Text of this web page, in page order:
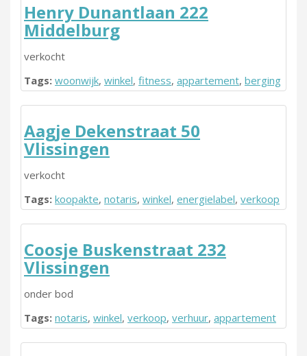
Henry Dunantlaan 222
Middelburg
verkocht
Tags: woonwijk, winkel, fitness, appartement, berging
Aagje Dekenstraat 50
Vlissingen
verkocht
Tags: koopakte, notaris, winkel, energielabel, verkoop
Coosje Buskenstraat 232
Vlissingen
onder bod
Tags: notaris, winkel, verkoop, verhuur, appartement